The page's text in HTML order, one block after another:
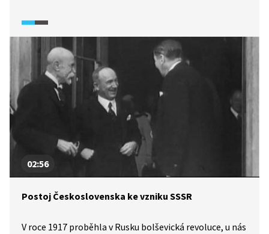
02:56
Postoj Československa ke vzniku SSSR
V roce 1917 proběhla v Rusku bolševická revoluce, u nás